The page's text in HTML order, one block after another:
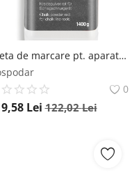
Creta de marcare pt. aparate de trasare cu sfoara, rosu CPR, 1400gr - Sola-66152201
0
Lei 122,02Lei